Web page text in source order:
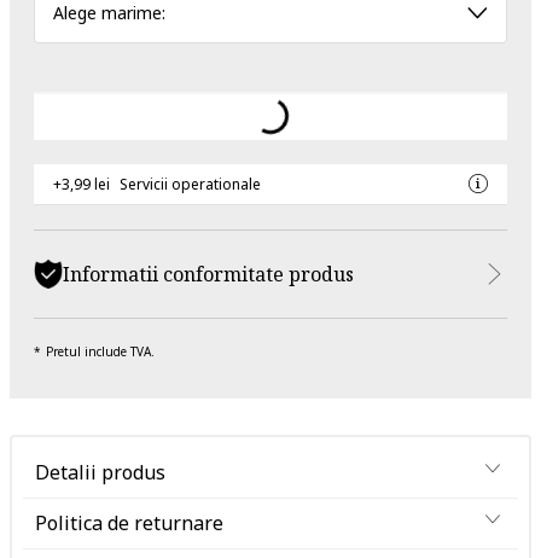
Alege marime:
+3,99 lei Servicii operationale
Informatii conformitate produs
Pretul include TVA.
Detalii produs
Politica de returnare